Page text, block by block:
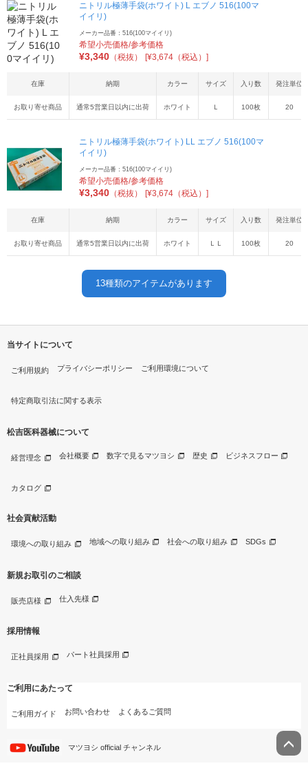
ニトリル極薄手袋(ホワイト) L エブノ 516(100マ
イイリ)
メーカー品番：516(100マイイリ)
希望小売価格/参考価格
¥3,340 （税抜） [¥3,674（税込）]
在庫 納期 カラー サイズ 入り数 発注単位
お取り寄せ商品 通常5営業日以内に出荷 ホワイト Ｌ 100枚 20
ニトリル極薄手袋(ホワイト) LL エブノ 516(100マ
イイリ)
メーカー品番：516(100マイイリ)
希望小売価格/参考価格
¥3,340 （税抜） [¥3,674（税込）]
在庫 納期 カラー サイズ 入り数 発注単位
お取り寄せ商品 通常5営業日以内に出荷 ホワイト ＬＬ 100枚 20
13種類のアイテムがあります
当サイトについて
ご利用規約 プライバシーポリシー ご利用環境について
特定商取引法に関する表示
松吉医科器械について
経営理念 会社概要 数字で見るマツヨシ 歴史 ビジネスフロー
カタログ
社会貢献活動
環境への取り組み 地域への取り組み 社会への取り組み SDGs
新規お取引のご相談
販売店様 仕入先様
採用情報
正社員採用 パート社員採用
ご利用にあたって
ご利用ガイド お問い合わせ よくあるご質問
マツヨシ official チャンネル